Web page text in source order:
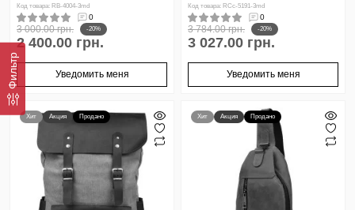
Фильтр
Код товара: RB-4004-3md
0
3 000.00 грн. -20%
2 400.00 грн.
Уведомить меня
Код товара: RCc-5191-3md
0
3 784.00 грн. -20%
3 027.00 грн.
Уведомить меня
Хит Акция Продано Хит Акция Продано